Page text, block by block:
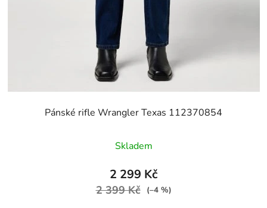
Pánské rifle Wrangler Texas 112370854
Skladem
2 299 Kč
2 399 Kč (–4 %)